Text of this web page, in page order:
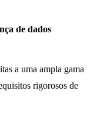
de dados
a uma ampla gama
rigorosos de